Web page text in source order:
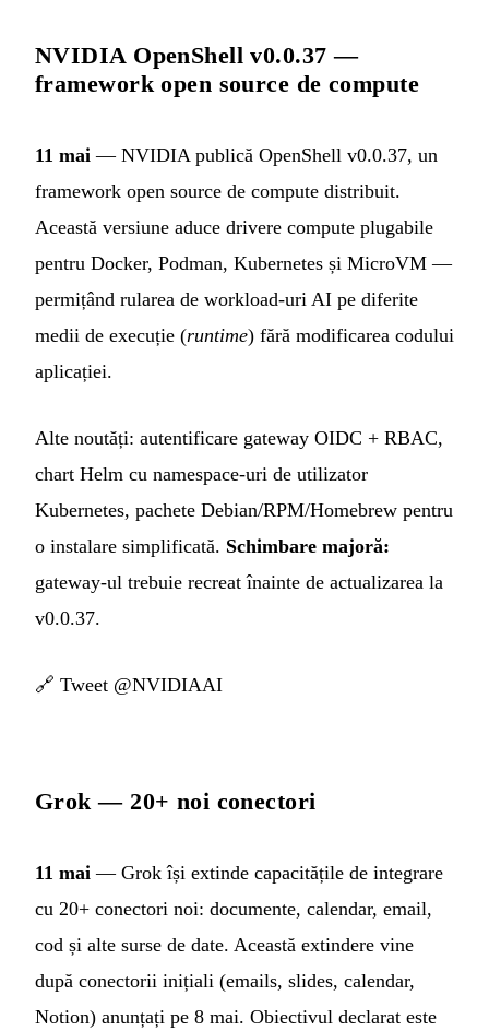
NVIDIA OpenShell v0.0.37 —
framework open source de compute
11 mai — NVIDIA publică OpenShell v0.0.37, un
framework open source de compute distribuit.
Această versiune aduce drivere compute plugabile
pentru Docker, Podman, Kubernetes și MicroVM —
permițând rularea de workload-uri AI pe diferite
medii de execuție (runtime) fără modificarea codului
aplicației.
Alte noutăți: autentificare gateway OIDC + RBAC,
chart Helm cu namespace-uri de utilizator
Kubernetes, pachete Debian/RPM/Homebrew pentru
o instalare simplificată. Schimbare majoră:
gateway-ul trebuie recreat înainte de actualizarea la
v0.0.37.
🔗 Tweet @NVIDIAAI
Grok — 20+ noi conectori
11 mai — Grok își extinde capacitățile de integrare
cu 20+ conectori noi: documente, calendar, email,
cod și alte surse de date. Această extindere vine
după conectorii inițiali (emails, slides, calendar,
Notion) anunțați pe 8 mai. Obiectivul declarat este